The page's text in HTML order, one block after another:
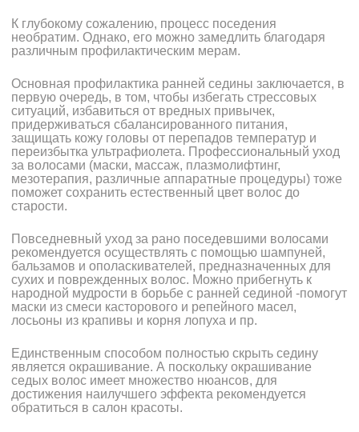
К глубокому сожалению, процесс поседения
необратим. Однако, его можно замедлить благодаря
различным профилактическим мерам.
Основная профилактика ранней седины заключается, в
первую очередь, в том, чтобы избегать стрессовых
ситуаций, избавиться от вредных привычек,
придерживаться сбалансированного питания,
защищать кожу головы от перепадов температур и
переизбытка ультрафиолета. Профессиональный уход
за волосами (маски, массаж, плазмолифтинг,
мезотерапия, различные аппаратные процедуры) тоже
поможет сохранить естественный цвет волос до
старости.
Повседневный уход за рано поседевшими волосами
рекомендуется осуществлять с помощью шампуней,
бальзамов и ополаскивателей, предназначенных для
сухих и поврежденных волос. Можно прибегнуть к
народной мудрости в борьбе с ранней сединой -помогут
маски из смеси касторового и репейного масел,
лосьоны из крапивы и корня лопуха и пр.
Единственным способом полностью скрыть седину
является окрашивание. А поскольку окрашивание
седых волос имеет множество нюансов, для
достижения наилучшего эффекта рекомендуется
обратиться в салон красоты.